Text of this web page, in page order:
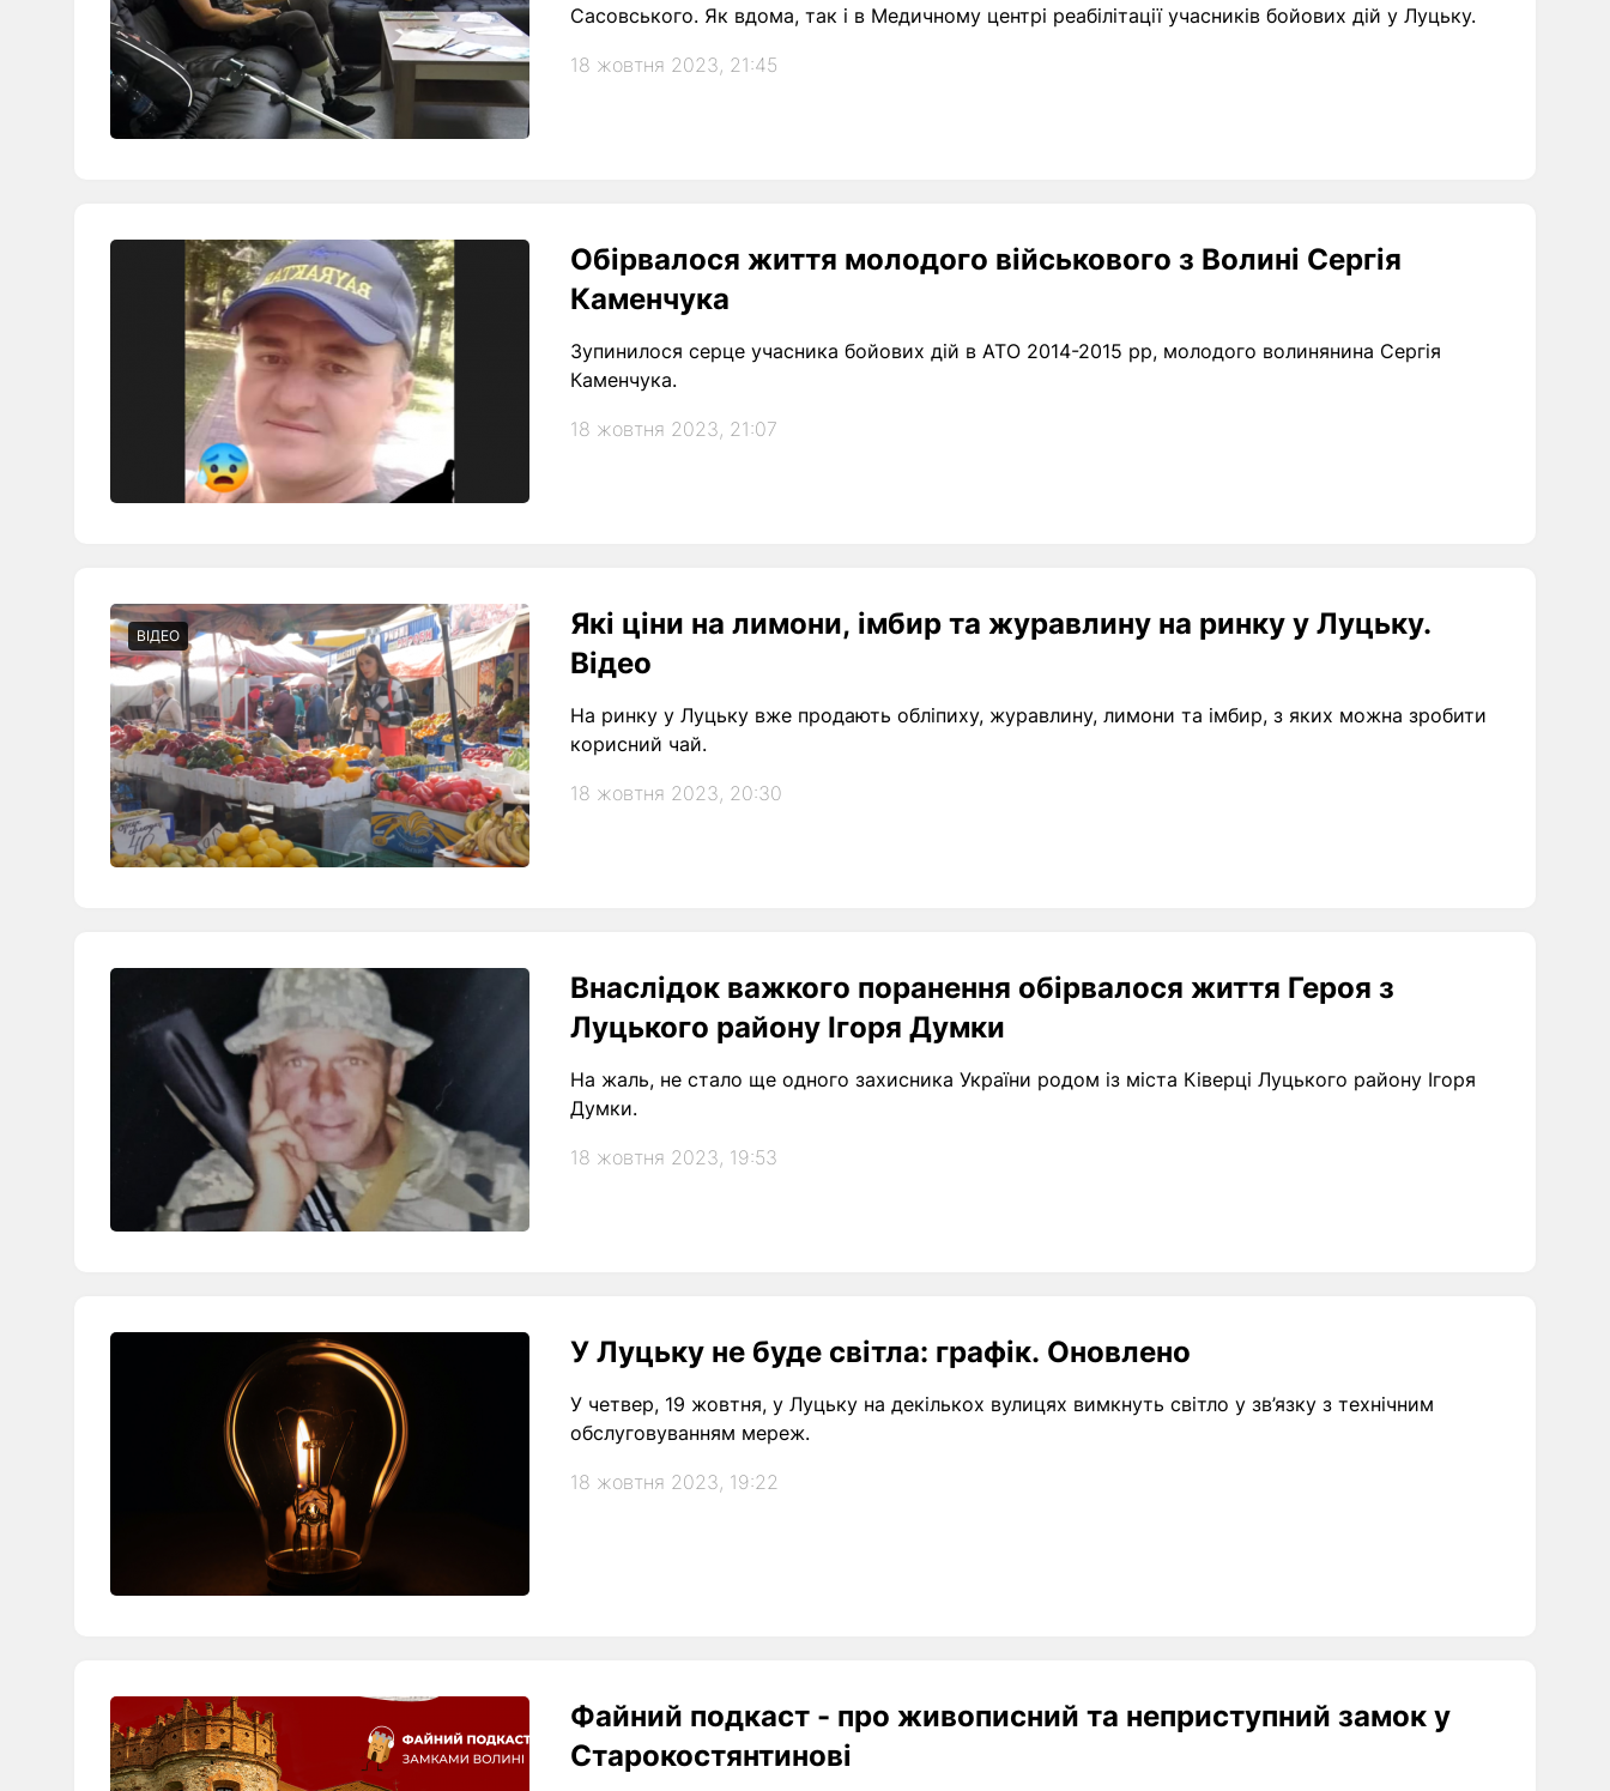
Сасовського. Як вдома, так і в Медичному центрі реабілітації учасників бойових дій у Луцьку.
18 жовтня 2023, 21:45
Обірвалося життя молодого військового з Волині Сергія
Каменчука
Зупинилося серце учасника бойових дій в АТО 2014-2015 рр, молодого волинянина Сергія
Каменчука.
18 жовтня 2023, 21:07
ВІДЕО
Які ціни на лимони, імбир та журавлину на ринку у Луцьку.
Відео
На ринку у Луцьку вже продають обліпиху, журавлину, лимони та імбир, з яких можна зробити
корисний чай.
18 жовтня 2023, 20:30
Внаслідок важкого поранення обірвалося життя Героя з
Луцького району Ігоря Думки
На жаль, не стало ще одного захисника України родом із міста Ківерці Луцького району Ігоря
Думки.
18 жовтня 2023, 19:53
У Луцьку не буде світла: графік. Оновлено
У четвер, 19 жовтня, у Луцьку на декількох вулицях вимкнуть світло у зв’язку з технічним
обслуговуванням мереж.
18 жовтня 2023, 19:22
Файний подкаст - про живописний та неприступний замок у
Старокостянтинові